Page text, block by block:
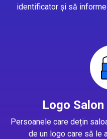
identificator și să
Logo
Persoanele care dețin
de un logo care să le